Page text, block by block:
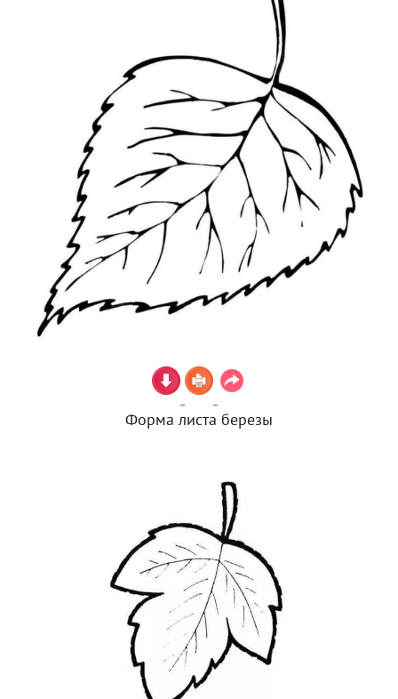
Форма листа березы